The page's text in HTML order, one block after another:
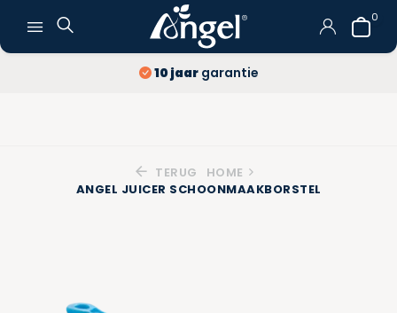
0
Gratis verzendingen retour
TERUG
HOME
ANGEL JUICER SCHOONMAAKBORSTEL